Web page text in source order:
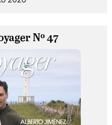
Nº 47